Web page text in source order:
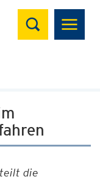
Suchen
die